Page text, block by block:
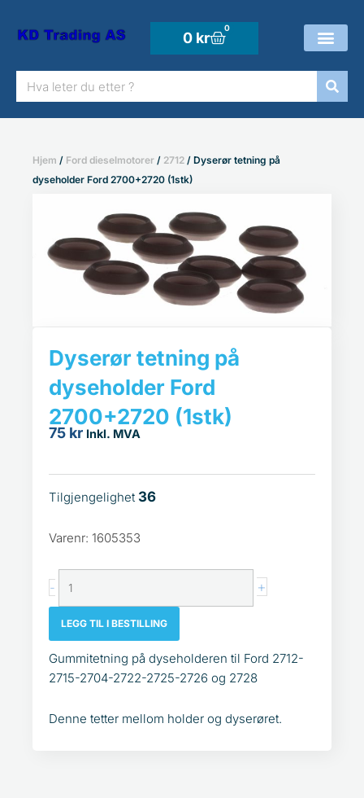
innholdet
0 kr
0
Handlekurv
Hjem / Ford dieselmotorer / 2712 / Dyserør tetning på
dyseholder Ford 2700+2720 (1stk)
Dyserør tetning på
dyseholder Ford
2700+2720 (1stk)
75 kr Inkl. MVA
Tilgjengelighet 36
Varenr: 1605353
-
Dyserør
på
Ford
(1stk)
antall
+
LEGG TIL I BESTILLING
Gummitetning på dyseholderen til Ford 2712-
2715-2704-2722-2725-2726 og 2728
Denne tetter mellom holder og dyserøret.